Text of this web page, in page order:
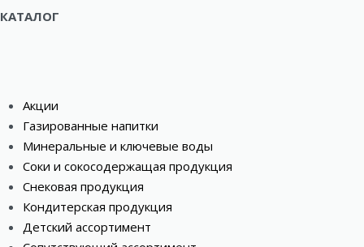
КАТАЛОГ
Акции
Газированные напитки
Минеральные и ключевые воды
Соки и сокосодержащая продукция
Снековая продукция
Кондитерская продукция
Детский ассортимент